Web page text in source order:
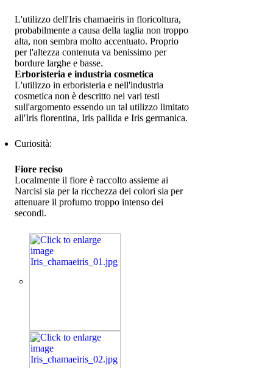
L'utilizzo dell'Iris chamaeiris in floricoltura,
probabilmente a causa della taglia non troppo
alta, non sembra molto accentuato. Proprio
per l'altezza contenuta va benissimo per
bordure larghe e basse.
Erboristeria e industria cosmetica
L'utilizzo in erboristeria e nell'industria
cosmetica non è descritto nei vari testi
sull'argomento essendo un tal utilizzo limitato
all'Iris florentina, Iris pallida e Iris germanica.
Curiosità:
Fiore reciso
Localmente il fiore è raccolto assieme ai
Narcisi sia per la ricchezza dei colori sia per
attenuare il profumo troppo intenso dei
secondi.